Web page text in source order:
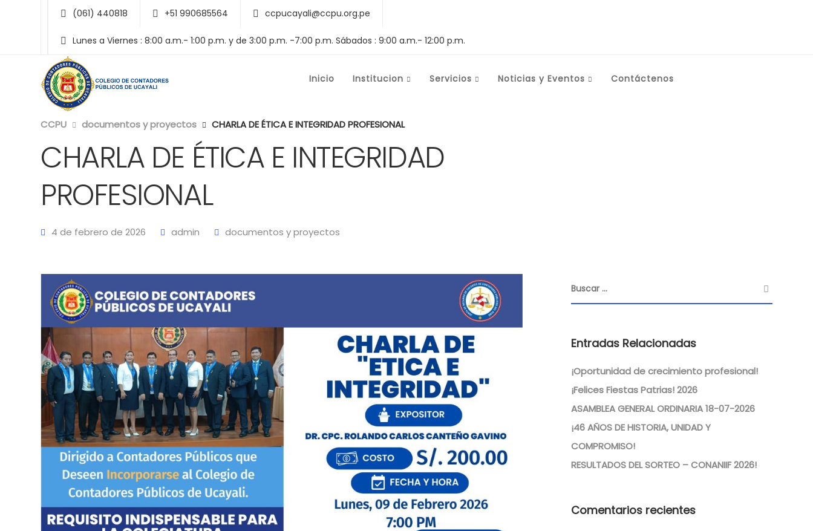
(061) 440818 +51 990685564 ccpucayali@ccpu.org.pe
Lunes a Viernes : 8:00 a.m.- 1:00 p.m. y de 3:00 p.m. -7:00 p.m. Sábados : 9:00 a.m.- 12:00 p.m.
Inicio Institucion Servicios Noticias y Eventos Contáctenos
CCPU documentos y proyectos CHARLA DE ÉTICA E INTEGRIDAD PROFESIONAL
CHARLA DE ÉTICA E INTEGRIDAD
PROFESIONAL
4 de febrero de 2026 admin documentos y proyectos
Entradas Relacionadas
¡Oportunidad de crecimiento profesional!
¡Felices Fiestas Patrias! 2026
ASAMBLEA GENERAL ORDINARIA 18-07-2026
¡46 AÑOS DE HISTORIA, UNIDAD Y
COMPROMISO!
RESULTADOS DEL SORTEO – CONANIIF 2026!
Comentarios recientes